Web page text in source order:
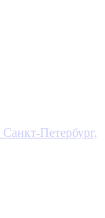
Санкт-Петербург,